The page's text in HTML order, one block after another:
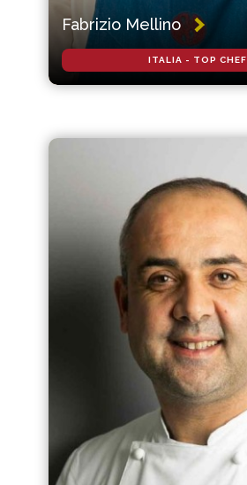
Fabrizio Mellino
ITALIA - TOP CHEF